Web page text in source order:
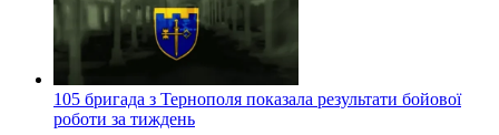
105 бригада з Тернополя показала результати бойової
роботи за тиждень